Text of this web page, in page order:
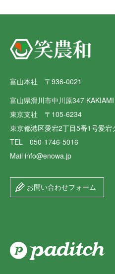
富山本社 〒936-0021
富山県滑川市中川原347 KAKIAMI
東京支社 〒105-6234
東京都港区愛宕2丁目5番1号愛
TEL 050-1746-5016
Mail info@enowa.jp
お問い合わせフォーム